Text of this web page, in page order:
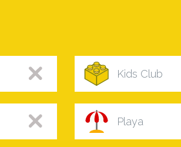
Kids Club
Playa